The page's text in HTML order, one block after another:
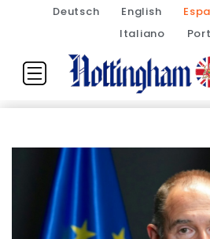
Deutsch English
Italiano